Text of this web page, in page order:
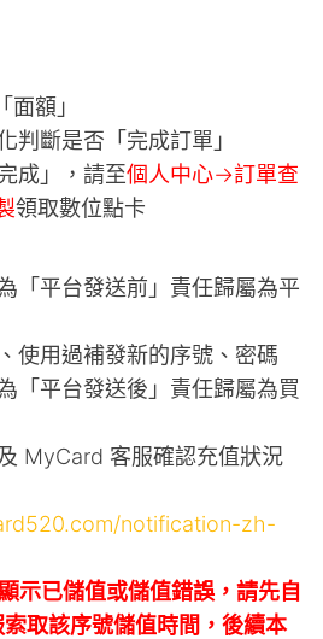
額」
判斷是否「完成訂單」
成」，請至個人中心->訂單查
領取數位點卡
「平台發送前」責任歸屬為平
使用過補發新的序號、密碼
「平台發送後」責任歸屬為買
MyCard 客服確認充值狀況
notification-zh-
示已儲值或儲值錯誤，請先自
取該序號儲值時間，後續本